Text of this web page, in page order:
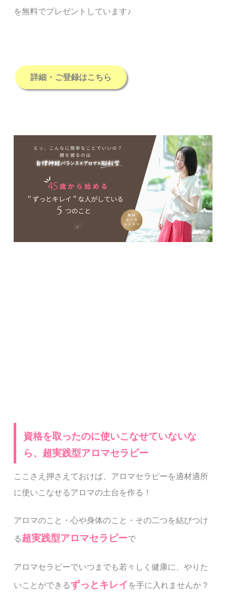
を無料でプレゼントしています♪
詳細・ご登録はこちら
資格を取ったのに使いこなせていないな
ら、超実践型アロマセラピー
ここさえ押さえておけば、アロマセラピーを適材適所
に使いこなせるアロマの土台を作る！
アロマのこと・心や身体のこと・その二つを結びつけ
る超実践型アロマセラピーで
アロマセラピーでいつまでも若々しく健康に、やりた
いことができるずっとキレイ を手に入れませんか？